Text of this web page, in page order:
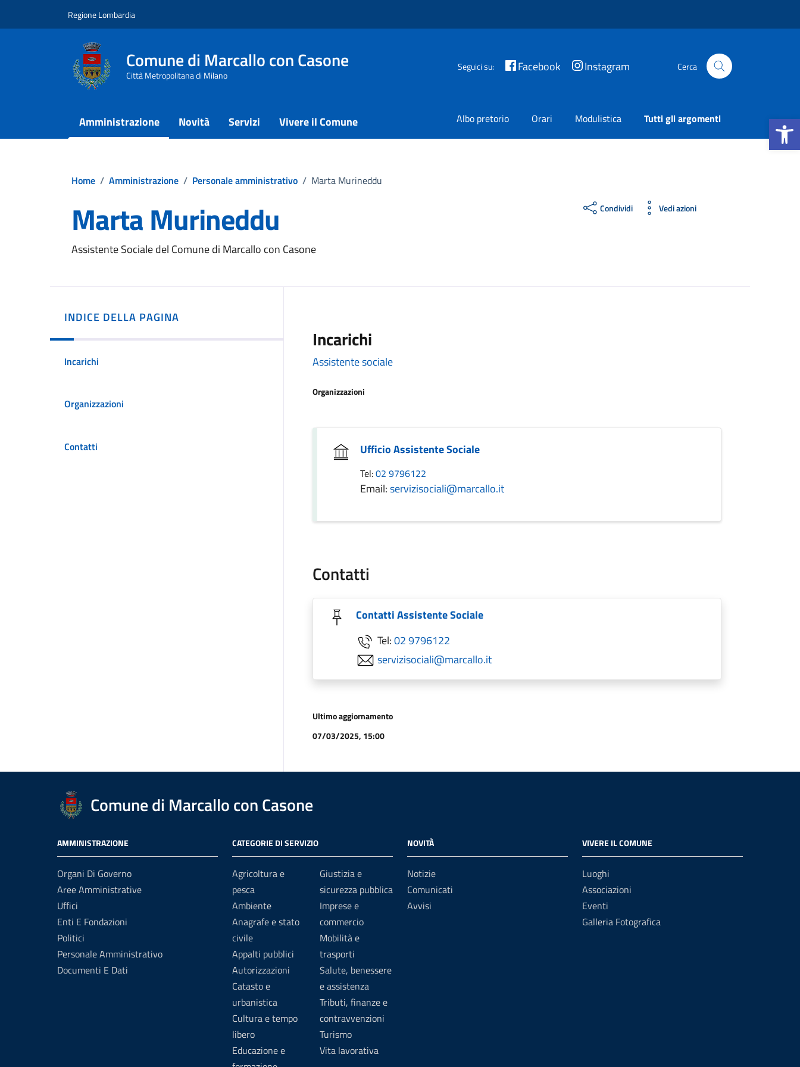
Apri la
Regione Lombardia
Comune di Marcallo con Casone
Città Metropolitana di Milano
Seguici su: Facebook Instagram Cerca
Amministrazione Novità Servizi Vivere il Comune Albo pretorio Orari Modulistica Tutti gli argomenti
Home / Amministrazione / Personale amministrativo / Marta Murineddu
Marta Murineddu
Assistente Sociale del Comune di Marcallo con Casone
Condividi Vedi azioni
INDICE DELLA PAGINA
Incarichi
Organizzazioni
Contatti
Incarichi
Assistente sociale
Organizzazioni
Ufficio Assistente Sociale
Tel:02 9796122
Email:servizisociali@marcallo.it
Contatti
Contatti Assistente Sociale
Tel:02 9796122
servizisociali@marcallo.it
Ultimo aggiornamento
07/03/2025, 15:00
Comune di Marcallo con Casone
AMMINISTRAZIONE
Organi Di Governo
Aree Amministrative
Uffici
Enti E Fondazioni
Politici
Personale Amministrativo
Documenti E Dati
CATEGORIE DI SERVIZIO
Agricoltura e
pesca
Ambiente
Anagrafe e stato
civile
Appalti pubblici
Autorizzazioni
Catasto e
urbanistica
Cultura e tempo
libero
Educazione e
Giustizia e
sicurezza pubblica
Imprese e
commercio
Mobilità e
trasporti
Salute, benessere
e assistenza
Tributi, finanze e
contravvenzioni
Turismo
Vita lavorativa
NOVITÀ
Notizie
Comunicati
Avvisi
VIVERE IL COMUNE
Luoghi
Associazioni
Eventi
Galleria Fotografica